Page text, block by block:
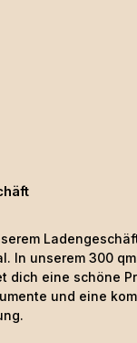
In unserem 300
dich eine schöne
und eine